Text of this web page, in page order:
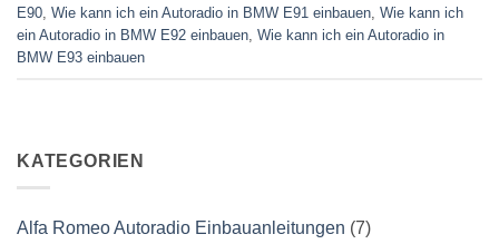
E90 Wie kann ich ein Autoradio in BMW E91 einbauen Wie kann ich
ein Autoradio in BMW E92 einbauen Wie kann ich ein Autoradio in
BMW E93 einbauen
KATEGORIEN
Alfa Romeo Autoradio Einbauanleitungen (7)